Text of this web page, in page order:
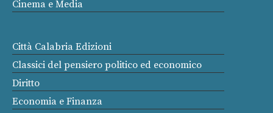
Cinema e Media
Città Calabria Edizioni
Classici del pensiero politico ed economico
Diritto
Economia e Finanza